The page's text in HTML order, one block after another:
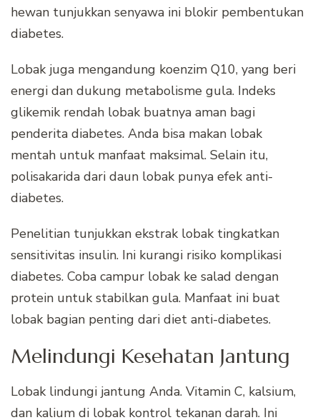
hewan tunjukkan senyawa ini blokir pembentukan
diabetes.
Lobak juga mengandung koenzim Q10, yang beri
energi dan dukung metabolisme gula. Indeks
glikemik rendah lobak buatnya aman bagi
penderita diabetes. Anda bisa makan lobak
mentah untuk manfaat maksimal. Selain itu,
polisakarida dari daun lobak punya efek anti-
diabetes.
Penelitian tunjukkan ekstrak lobak tingkatkan
sensitivitas insulin. Ini kurangi risiko komplikasi
diabetes. Coba campur lobak ke salad dengan
protein untuk stabilkan gula. Manfaat ini buat
lobak bagian penting dari diet anti-diabetes.
Melindungi Kesehatan Jantung
Lobak lindungi jantung Anda. Vitamin C, kalsium,
dan kalium di lobak kontrol tekanan darah. Ini